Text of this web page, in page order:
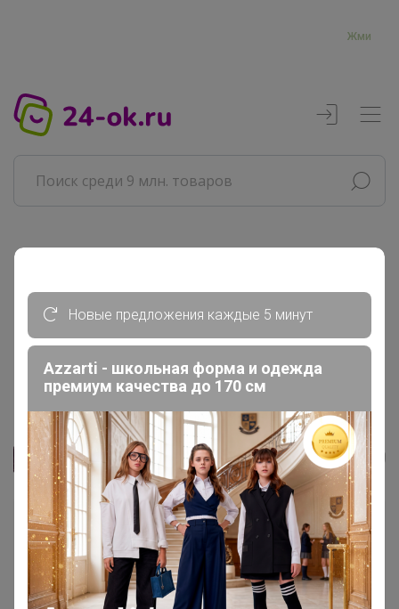
Жми
Главная
СЛАДКАЯ
СП279 IKEA (ИКЕА) 100% оригинал...
⚡️ SALE⚡️ Распродажа скидки...
СЛАДКАЯ
Новые предложения каждые 5 минут
Azzarti - школьная форма и одежда
премиум качества до 170 см